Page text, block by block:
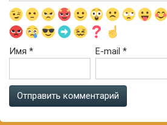
Имя * E-mail*